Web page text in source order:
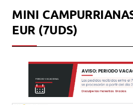
MINI
EUR (7UDS)